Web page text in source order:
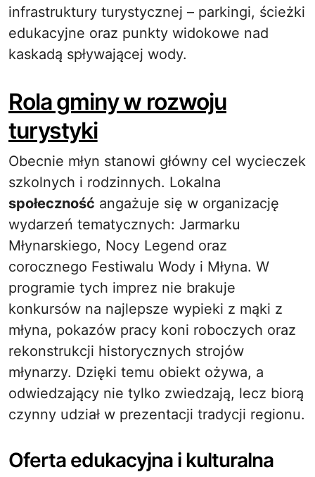
infrastruktury turystycznej – parkingi, ścieżki
edukacyjne oraz punkty widokowe nad
kaskadą spływającej wody.
Rola gminy w rozwoju
turystyki
Obecnie młyn stanowi główny cel wycieczek
szkolnych i rodzinnych. Lokalna
społeczność angażuje się w organizację
wydarzeń tematycznych: Jarmarku
Młynarskiego, Nocy Legend oraz
corocznego Festiwalu Wody i Młyna. W
programie tych imprez nie brakuje
konkursów na najlepsze wypieki z mąki z
młyna, pokazów pracy koni roboczych oraz
rekonstrukcji historycznych strojów
młynarzy. Dzięki temu obiekt ożywa, a
odwiedzający nie tylko zwiedzają, lecz biorą
czynny udział w prezentacji tradycji regionu.
Oferta edukacyjna i kulturalna